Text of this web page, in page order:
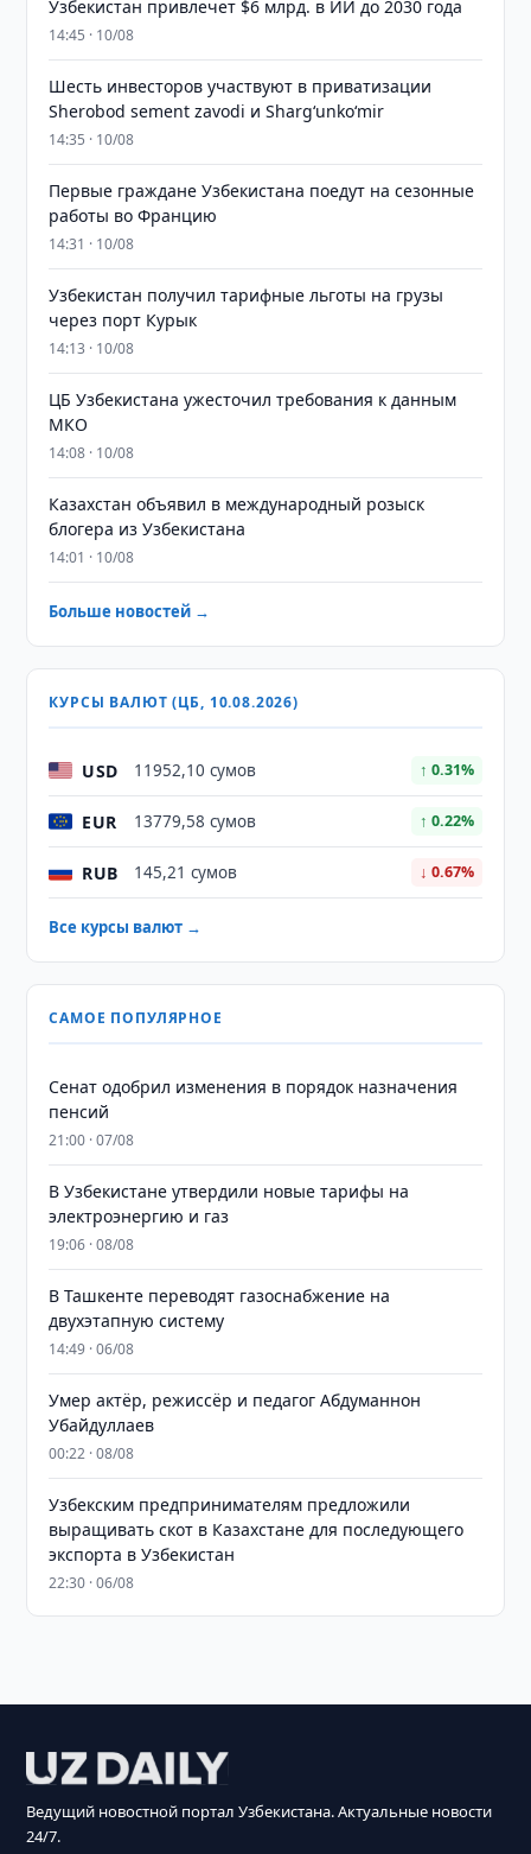
Узбекистан привлечет $6 млрд. в ИИ до 2030 года
14:45 · 10/08
Шесть инвесторов участвуют в приватизации
Sherobod sement zavodi и Shargʻunkoʻmir
14:35 · 10/08
Первые граждане Узбекистана поедут на сезонные
работы во Францию
14:31 · 10/08
Узбекистан получил тарифные льготы на грузы
через порт Курык
14:13 · 10/08
ЦБ Узбекистана ужесточил требования к данным
МКО
14:08 · 10/08
Казахстан объявил в международный розыск
блогера из Узбекистана
14:01 · 10/08
Больше новостей →
КУРСЫ ВАЛЮТ (ЦБ, 10.08.2026)
USD 11952,10 сумов ↑ 0.31%
EUR 13779,58 сумов ↑ 0.22%
RUB 145,21 сумов ↓ 0.67%
Все курсы валют →
САМОЕ ПОПУЛЯРНОЕ
Сенат одобрил изменения в порядок назначения
пенсий
21:00 · 07/08
В Узбекистане утвердили новые тарифы на
электроэнергию и газ
19:06 · 08/08
В Ташкенте переводят газоснабжение на
двухэтапную систему
14:49 · 06/08
Умер актёр, режиссёр и педагог Абдуманнон
Убайдуллаев
00:22 · 08/08
Узбекским предпринимателям предложили
выращивать скот в Казахстане для последующего
экспорта в Узбекистан
22:30 · 06/08
Ведущий новостной портал Узбекистана. Актуальные новости
24/7.